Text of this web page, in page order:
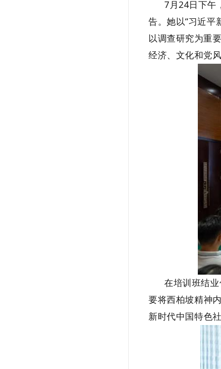
7月24日下午
告。她以“习近平
以调查研究为重
经济、文化和党
在培训班结
要将西柏坡精神
新时代中国特色